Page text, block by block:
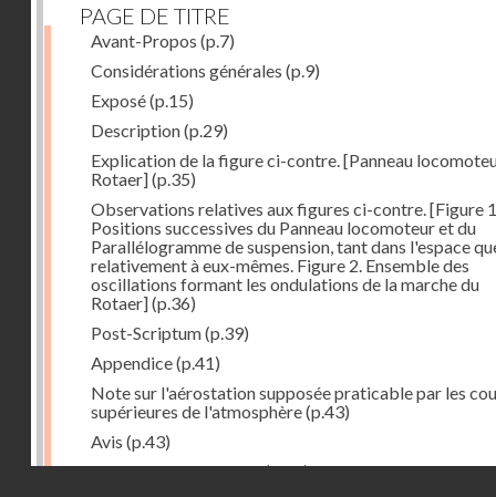
PAGE DE TITRE
Avant-Propos (p.7)
Considérations générales (p.9)
Exposé(p.15)
Description(p.29)
Explication de la figure ci-contre. [Panneau
Rotaer](p.35)
Observations relatives aux figures ci-contre. [Figure
Positions successives du Panneau locomoteur et du
Parallélogramme de suspension, tant dans l'espace
relativement à eux-mêmes. Figure 2. Ensemble des
oscillations formant les ondulations de la marche du
Rotaer](p.36)
Post-Scriptum(p.39)
Appendice(p.41)
Note sur l'aérostation supposée praticable par les
supérieures de l'atmosphère(p.43)
Avis (p.43)
Historique du système(p.44)